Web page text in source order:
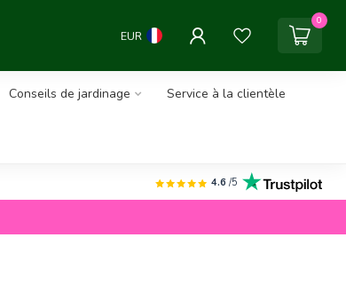
EUR
0
Conseils de jardinage Service à la clientèle
4.6 /5